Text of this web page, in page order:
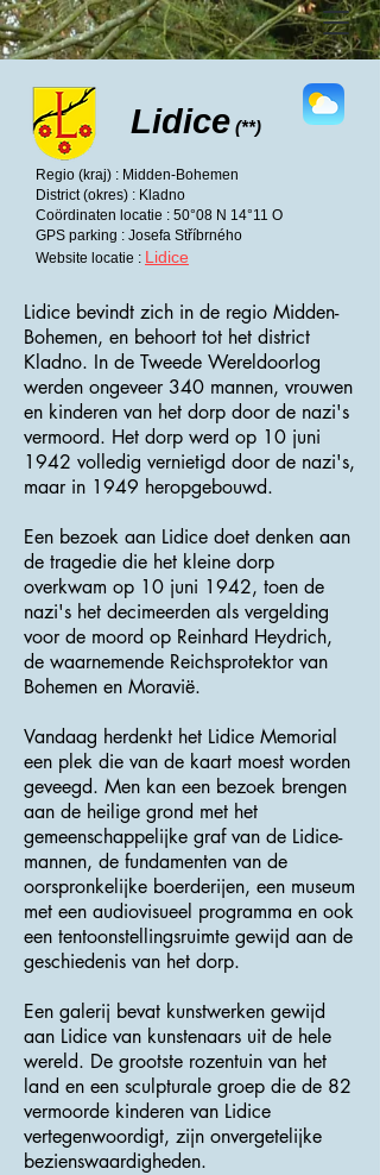
Lidice (**)
Regio (kraj) : Midden-Bohemen
District (okres) : Kladno
Coördinaten locatie : 50°08 N 14°11 O
GPS parking : Josefa Stříbrného
Website locatie : Lidice
Lidice bevindt zich in de regio Midden-
Bohemen, en behoort tot het district
Kladno. In de Tweede Wereldoorlog
werden ongeveer 340 mannen, vrouwen
en kinderen van het dorp door de nazi's
vermoord. Het dorp werd op 10 juni
1942 volledig vernietigd door de nazi's,
maar in 1949 heropgebouwd.
Een bezoek aan Lidice doet denken aan
de tragedie die het kleine dorp
overkwam op 10 juni 1942, toen de
nazi's het decimeerden als vergelding
voor de moord op Reinhard Heydrich,
de waarnemende Reichsprotektor van
Bohemen en Moravië.
Vandaag herdenkt het Lidice Memorial
een plek die van de kaart moest worden
geveegd. Men kan een bezoek brengen
aan de heilige grond met het
gemeenschappelijke graf van de Lidice-
mannen, de fundamenten van de
oorspronkelijke boerderijen, een museum
met een audiovisueel programma en ook
een tentoonstellingsruimte gewijd aan de
geschiedenis van het dorp.
Een galerij bevat kunstwerken gewijd
aan Lidice van kunstenaars uit de hele
wereld. De grootste rozentuin van het
land en een sculpturale groep die de 82
vermoorde kinderen van Lidice
vertegenwoordigt, zijn onvergetelijke
bezienswaardigheden.